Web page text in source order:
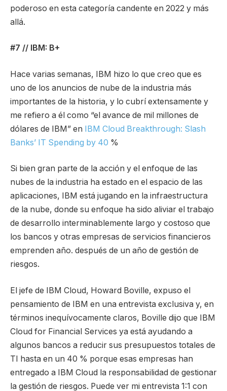
poderoso en esta categoría candente en 2022 y más
allá.
#7 // IBM: B+
Hace varias semanas, IBM hizo lo que creo que es
uno de los anuncios de nube de la industria más
importantes de la historia, y lo cubrí extensamente y
me refiero a él como “el avance de mil millones de
dólares de IBM” en IBM Cloud Breakthrough: Slash
Banks’ IT Spending by 40 %
Si bien gran parte de la acción y el enfoque de las
nubes de la industria ha estado en el espacio de las
aplicaciones, IBM está jugando en la infraestructura
de la nube, donde su enfoque ha sido aliviar el trabajo
de desarrollo interminablemente largo y costoso que
los bancos y otras empresas de servicios financieros
emprenden año. después de un año de gestión de
riesgos.
El jefe de IBM Cloud, Howard Boville, expuso el
pensamiento de IBM en una entrevista exclusiva y, en
términos inequívocamente claros, Boville dijo que IBM
Cloud for Financial Services ya está ayudando a
algunos bancos a reducir sus presupuestos totales de
TI hasta en un 40 % porque esas empresas han
entregado a IBM Cloud la responsabilidad de gestionar
la gestión de riesgos. Puede ver mi entrevista 1:1 con